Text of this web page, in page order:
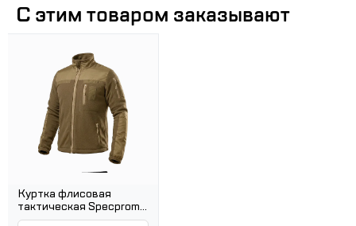
Застежка молния, сверху закрыта
ветрозащитными клапаном на липучках с
малыми декоративными патами из отделочной
ткани.
Различные функциональные карманы:верхние
накладные и нижние внутренние.
Воротник-стойка с пристегивающимся
Рукава с налокотниками.
С этим товаром заказывают
Куртка флисовая
тактическая Specprom
Red Heat. Койот